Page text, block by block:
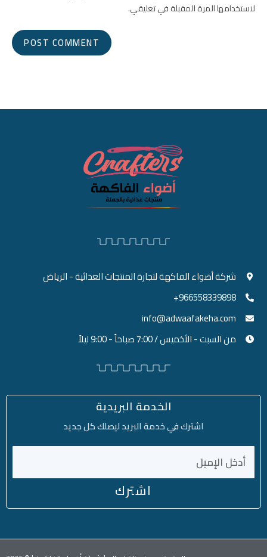
لاستخدامها المرة المقبلة في تعليقي.
شركة أضواء الفاكهة لتجارة المنتجات الغذائية - الرياض
966558339898+
info@adwaafakeha.com
من السبت - الأخميس / 7:00 صباحاً - 9:00 ليلاً
الخدمة البريدية
اشترك في خدمة البريد ليصلك كل جديد
اشترك